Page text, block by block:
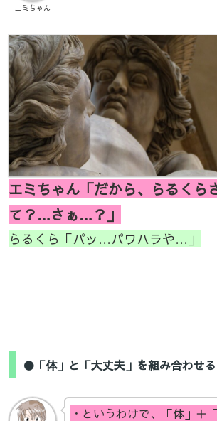
エミちゃん
エミちゃん「だから、らるくら
て？…さぁ…？」
らるくら「パッ…パワハラや…」
●「体」と「大丈夫」を組み合わせ
・というわけで、「体」＋